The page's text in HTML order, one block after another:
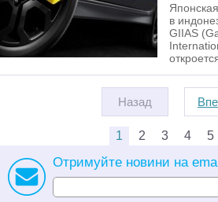
в
GIIAS
Назад
1 2 3 4 5
Отримуйте новини на